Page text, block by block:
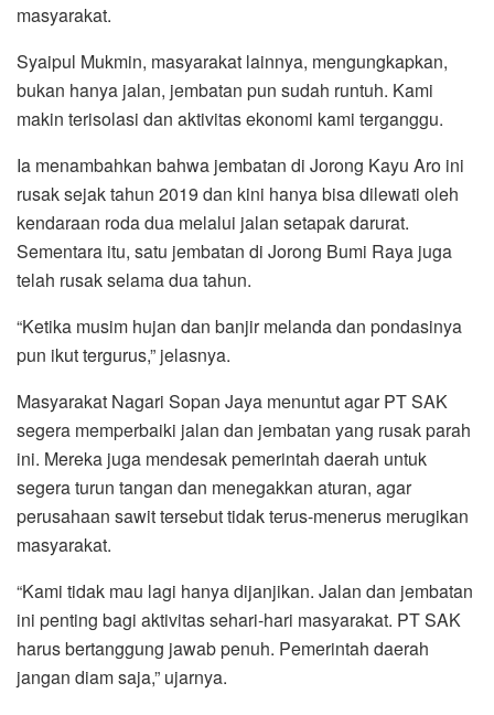
masyarakat.
Syaipul Mukmin, masyarakat lainnya, mengungkapkan,
bukan hanya jalan, jembatan pun sudah runtuh. Kami
makin terisolasi dan aktivitas ekonomi kami terganggu.
Ia menambahkan bahwa jembatan di Jorong Kayu Aro ini
rusak sejak tahun 2019 dan kini hanya bisa dilewati oleh
kendaraan roda dua melalui jalan setapak darurat.
Sementara itu, satu jembatan di Jorong Bumi Raya juga
telah rusak selama dua tahun.
“Ketika musim hujan dan banjir melanda dan pondasinya
pun ikut tergurus,” jelasnya.
Masyarakat Nagari Sopan Jaya menuntut agar PT SAK
segera memperbaiki jalan dan jembatan yang rusak parah
ini. Mereka juga mendesak pemerintah daerah untuk
segera turun tangan dan menegakkan aturan, agar
perusahaan sawit tersebut tidak terus-menerus merugikan
masyarakat.
“Kami tidak mau lagi hanya dijanjikan. Jalan dan jembatan
ini penting bagi aktivitas sehari-hari masyarakat. PT SAK
harus bertanggung jawab penuh. Pemerintah daerah
jangan diam saja,” ujarnya.